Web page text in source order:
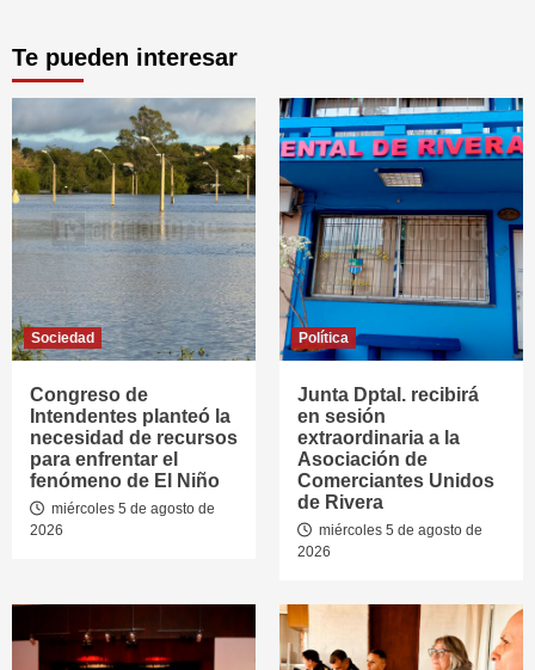
Te pueden interesar
Sociedad
Congreso de
Intendentes planteó la
necesidad de recursos
para enfrentar el
fenómeno de El Niño
miércoles 5 de agosto de
2026
Política
Junta Dptal. recibirá
en sesión
extraordinaria a la
Asociación de
Comerciantes Unidos
de Rivera
miércoles 5 de agosto de
2026